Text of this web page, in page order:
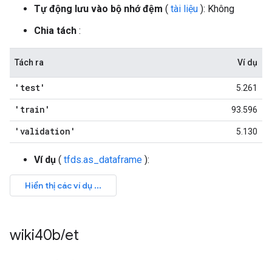
Tự động lưu vào bộ nhớ đệm ( tài liệu ): Không
Chia tách :
Tách ra Ví dụ
'test' 5.261
'train' 93.596
'validation' 5.130
Ví dụ ( tfds.as_dataframe ):
wiki40b/et